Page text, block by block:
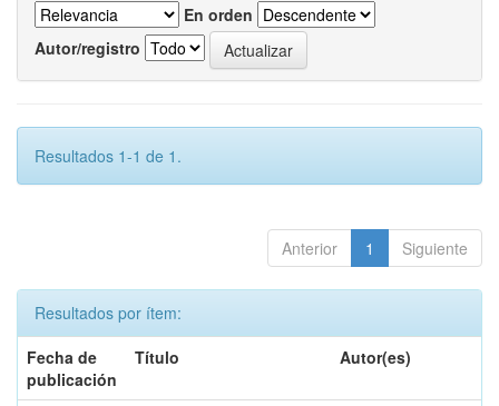
En orden
Autor/registro
Resultados 1-1 de 1.
Anterior 1 Siguiente
Resultados por ítem:
Fecha de
publicación
Título Autor(es)